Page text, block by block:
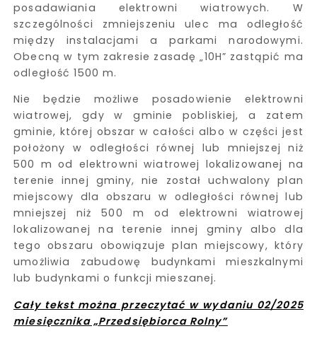
posadawiania elektrowni wiatrowych. W
szczególności zmniejszeniu ulec ma odległość
między instalacjami a parkami narodowymi.
Obecną w tym zakresie zasadę „10H” zastąpić ma
odległość 1500 m.
Nie będzie możliwe posadowienie elektrowni
wiatrowej, gdy w gminie pobliskiej, a zatem
gminie, której obszar w całości albo w części jest
położony w odległości równej lub mniejszej niż
500 m od elektrowni wiatrowej lokalizowanej na
terenie innej gminy, nie został uchwalony plan
miejscowy dla obszaru w odległości równej lub
mniejszej niż 500 m od elektrowni wiatrowej
lokalizowanej na terenie innej gminy albo dla
tego obszaru obowiązuje plan miejscowy, który
umożliwia zabudowę budynkami mieszkalnymi
lub budynkami o funkcji mieszanej.
Cały tekst można przeczytać w wydaniu 02/2025
miesięcznika „Przedsiębiorca Rolny”